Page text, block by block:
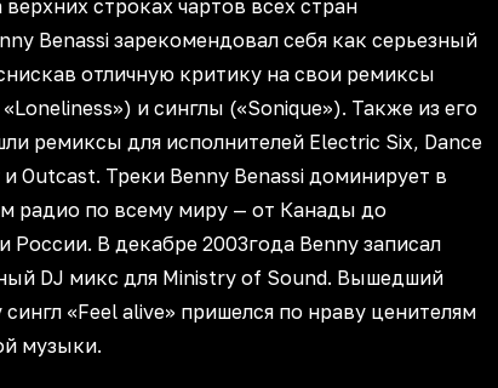
строках чартов всех стран
Benassi зарекомендовал себя как серьезный
отличную критику на свои ремиксы
и синглы («Sonique»). Также из его
ремиксы для исполнителей Electric Six, Dance
и Outcast. Треки Benny Benassi доминирует в
радио по всему миру — от Канады до
России. В декабре 2003года Benny записал
DJ микс для Ministry of Sound. Вышедший
сингл «Feel alive» пришелся по нраву ценителям
музыки.